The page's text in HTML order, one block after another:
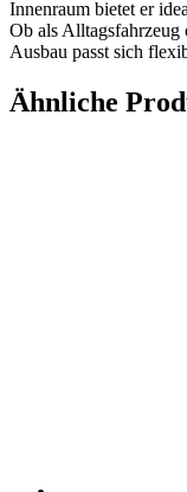
Innenraum bietet er
Ob als Alltagsfahrzeug
Ausbau passt sich
Ähnliche